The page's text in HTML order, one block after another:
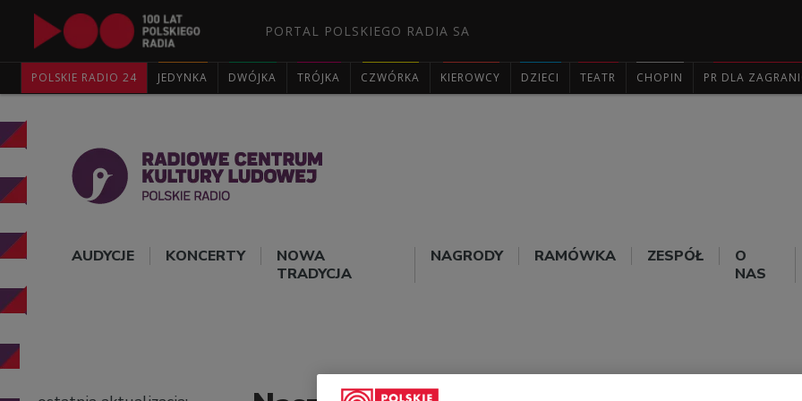
PORTAL POLSKIEGO RADIA SA
POLSKIE RADIO 24 JEDYNKA DWÓJKA TRÓJKA CZWÓRKA KIEROWCY DZIECI TEATR CHOPIN PR DLA
AUDYCJE KONCERTY
NOWA
TRADYCJA
NAGRODY RAMÓWKA ZESPÓŁ
O
NAS